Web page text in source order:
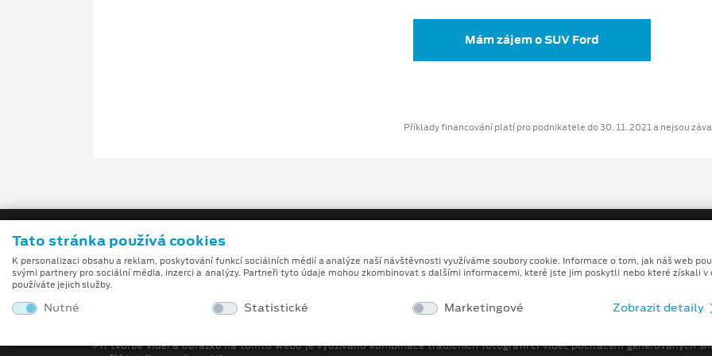
Mám zájem o SUV Ford
Příklady financování platí pro podnikatele do 30. 11. 2021 a nejsou
Obchodní podmínky
Ochrana osobních údajů Prohlášení o zpracování
Při tvorbě videí a obrázků na tomto webu je využíváno kombinace tradičních fotografií či videí, počítačem generovaných
Tato stránka používá cookies
K personalizaci obsahu a reklam, poskytování funkcí sociálních médií a analýze naší návštěvnosti využíváme soubory cookie. Informace o tom, jak náš web
svými partnery pro sociální média, inzerci a analýzy. Partneři tyto údaje mohou zkombinovat s dalšími informacemi, které jste jim poskytli nebo které získali v
používáte jejich služby.
Nutné Statistické Marketingové Zobrazit detaily